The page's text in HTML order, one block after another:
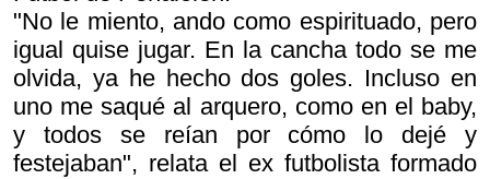
"No le miento, ando como espirituado, pero
igual quise jugar. En la cancha todo se me
olvida, ya he hecho dos goles. Incluso en
uno me saqué al arquero, como en el baby,
y todos se reían por cómo lo dejé y
festejaban", relata el ex futbolista formado